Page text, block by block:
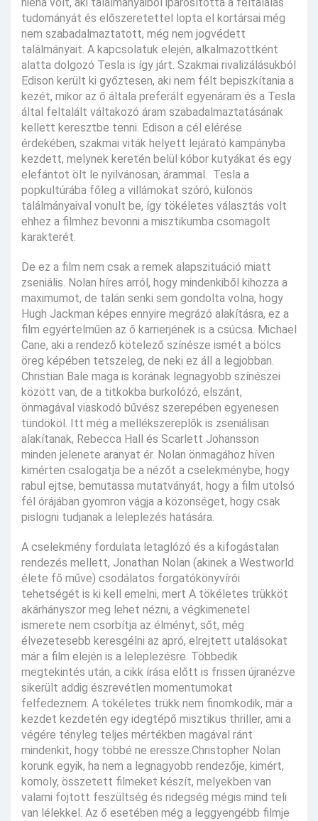
hiéna volt, aki találmányaiból iparosította a feltalálás
tudományát és előszeretettel lopta el kortársai még
nem szabadalmaztatott, még nem jogvédett
találmányait. A kapcsolatuk elején, alkalmazottként
alatta dolgozó Tesla is így járt. Szakmai rivalizálásukból
Edison került ki győztesen, aki nem félt bepiszkítania a
kezét, mikor az ő általa preferált egyenáram és a Tesla
által feltalált váltakozó áram szabadalmaztatásának
kellett keresztbe tenni. Edison a cél elérése
érdekében, szakmai viták helyett lejárató kampányba
kezdett, melynek keretén belül kóbor kutyákat és egy
elefántot ölt le nyilvánosan, árammal. Tesla a
popkultúrába főleg a villámokat szóró, különös
találmányaival vonult be, így tökéletes választás volt
ehhez a filmhez bevonni a misztikumba csomagolt
karakterét.
De ez a film nem csak a remek alapszituáció miatt
zseniális. Nolan híres arról, hogy mindenkiből kihozza a
maximumot, de talán senki sem gondolta volna, hogy
Hugh Jackman képes ennyire megrázó alakításra, ez a
film egyértelműen az ő karrierjének is a csúcsa. Michael
Cane, aki a rendező kötelező színésze ismét a bölcs
öreg képében tetszeleg, de neki ez áll a legjobban.
Christian Bale maga is korának legnagyobb színészei
között van, de a titkokba burkolózó, elszánt,
önmagával viaskodó bűvész szerepében egyenesen
tündököl. Itt még a mellékszereplők is zseniálisan
alakítanak, Rebecca Hall és Scarlett Johansson
minden jelenete aranyat ér. Nolan önmagához híven
kimérten csalogatja be a nézőt a cselekménybe, hogy
rabul ejtse, bemutassa mutatványát, hogy a film utolsó
fél órájában gyomron vágja a közönséget, hogy csak
pislogni tudjanak a leleplezés hatására.
A cselekmény fordulata letaglózó és a kifogástalan
rendezés mellett, Jonathan Nolan (akinek a Westworld
élete fő műve) csodálatos forgatókönyvírói
tehetségét is ki kell emelni, mert A tökéletes trükköt
akárhányszor meg lehet nézni, a végkimenetel
ismerete nem csorbítja az élményt, sőt, még
élvezetesebb keresgélni az apró, elrejtett utalásokat
már a film elején is a leleplezésre. Többedik
megtekintés után, a cikk írása előtt is frissen újranézve
sikerült addig észrevétlen momentumokat
felfedeznem. A tökéletes trükk nem finomkodik, már a
kezdet kezdetén egy idegtépő misztikus thriller, ami a
végére tényleg teljes mértékben magával ránt
mindenkit, hogy többé ne eressze.Christopher Nolan
korunk egyik, ha nem a legnagyobb rendezője, kimért,
komoly, összetett filmeket készít, melyekben van
valami fojtott feszültség és ridegség mégis mind teli
van lélekkel. Az ő esetében még a leggyengébb filmje